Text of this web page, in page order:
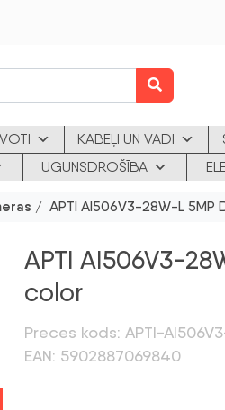
KABEĻI UN VADI
UGUNSDROŠĪBA
/ APTI AI506V3-28W-L 5MP
APTI AI506V3-
color
Preces kods: APTI-
EAN: 5902887069840